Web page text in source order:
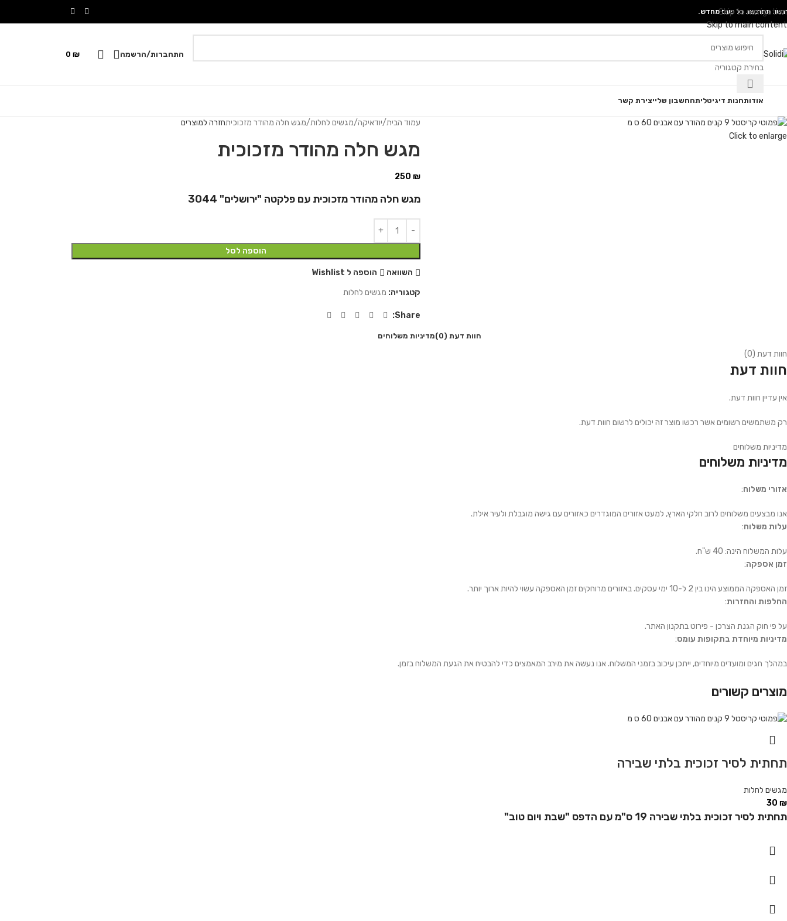
Skip to navigation
Skip to main content
תתרגשו. כל פעם מחדש.
בחירת קטגוריה
התחברות/הרשמה 0 ₪
אודותחנות דיגיטליתהחשבון שלייצירת קשר
Click to enlarge
עמוד הבית יודאיקה מגשים לחלות מגש חלה מהודר מזכוכיתחזרה למוצרים
מגש חלה מהודר מזכוכית
250₪
מגש חלה מהודר מזכוכית עם פלקטה "ירושלים" 3044
הוספה לסל
השוואה
הוספה ל Wishlist
קטגוריה: מגשים לחלות
Share:
חוות דעת (0) מדיניות משלוחים
חוות דעת (0)
חוות דעת
אין עדיין חוות דעת.
רק משתמשים רשומים אשר רכשו מוצר זה יכולים לרשום חוות דעת.
מדיניות משלוחים
מדיניות משלוחים
אזורי משלוח:
אנו מבצעים משלוחים לרוב חלקי הארץ, למעט אזורים המוגדרים כאזורים עם גישה מוגבלת ולעיר אילת.
עלות משלוח:
עלות המשלוח הינה: 40 ש"ח.
זמן אספקה:
זמן האספקה הממוצע הינו בין 2 ל-10 ימי עסקים. באזורים מרוחקים זמן האספקה עשוי להיות ארוך יותר.
החלפות והחזרות:
על פי חוק הגנת הצרכן - פירוט בתקנון האתר.
מדיניות מיוחדת בתקופות עומס:
במהלך חגים ומועדים מיוחדים, ייתכן עיכוב בזמני המשלוח. אנו נעשה את מירב המאמצים כדי להבטיח את הגעת המשלוח בזמן.
מוצרים קשורים
תחתית לסיר זכוכית בלתי שבירה
מגשים לחלות
30 ₪
תחתית לסיר זכוכית בלתי שבירה 19 ס"מ עם הדפס "שבת ויום טוב"